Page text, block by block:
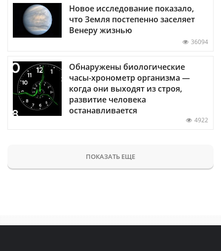
Новое исследование показало,
что Земля постепенно заселяет
Венеру жизнью
36094
Обнаружены биологические
часы-хронометр организма —
когда они выходят из строя,
развитие человека
останавливается
4922
ПОКАЗАТЬ ЕЩЕ